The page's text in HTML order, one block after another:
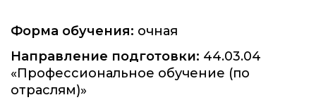
Форма обучения: очная
Направление подготовки: 44.03.04
«Профессиональное обучение (по
отраслям)»